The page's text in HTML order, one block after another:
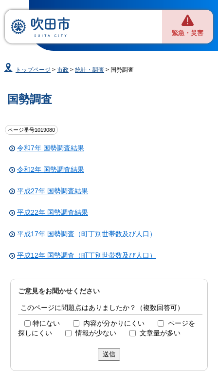
緊急・災害
トップページ >市政 >統計・調査 > 国勢調査
国勢調査
ページ番号1019080
令和7年 国勢調査結果
令和2年 国勢調査結果
平成27年 国勢調査結果
平成22年 国勢調査結果
平成17年 国勢調査（町丁別世帯数及び人口）
平成12年 国勢調査（町丁別世帯数及び人口）
ご意見をお聞かせください
このページに問題点はありましたか？（複数回答可）
特にない 内容が分かりにくい
ページを
探しにくい
情報が少ない 文章量が多い
送信